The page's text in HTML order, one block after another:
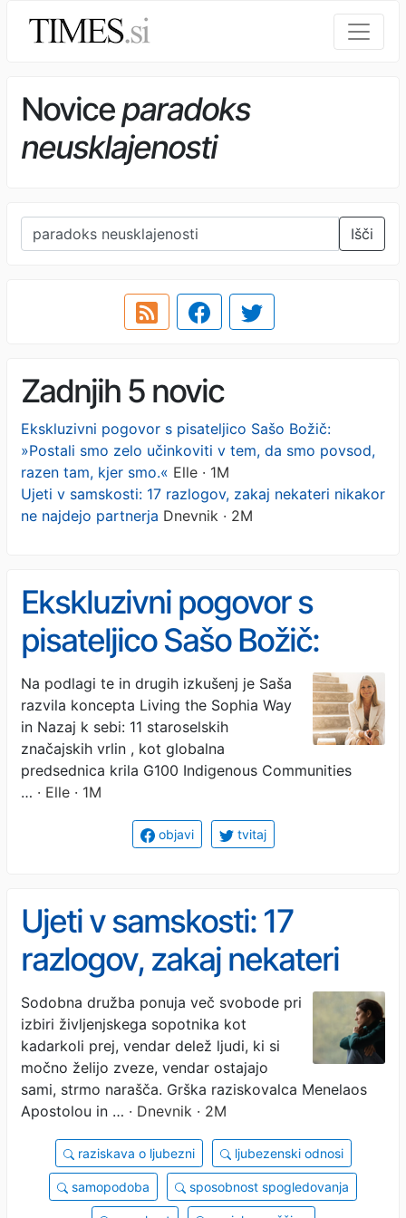
Noviceparadoks
neusklajenosti
Išči
Zadnjih 5 novic
Ekskluzivni pogovor s pisateljico Sašo Božič:
»Postali smo zelo učinkoviti v tem, da smo povsod,
razen tam, kjer smo.« Elle · 1M
Ujeti v samskosti: 17 razlogov, zakaj nekateri nikakor
ne najdejo partnerja Dnevnik · 2M
Ekskluzivni pogovor s
pisateljico Sašo Božič:
»Postali smo zelo
učinkoviti v tem, da smo
povsod, razen tam, kjer
smo.«
Na podlagi te in drugih izkušenj je Saša
razvila koncepta Living the Sophia Way
in Nazaj k sebi: 11 staroselskih
značajskih vrlin , kot globalna
predsednica krila G100 Indigenous Communities
… · Elle · 1M
objavi tvitaj
Ujeti v samskosti: 17
razlogov, zakaj nekateri
nikakor ne najdejo
partnerja
Sodobna družba ponuja več svobode pri
izbiri življenjskega sopotnika kot
kadarkoli prej, vendar delež ljudi, ki si
močno želijo zveze, vendar ostajajo
sami, strmo narašča. Grška raziskovalca Menelaos
Apostolou in … · Dnevnik · 2M
raziskava o ljubezni ljubezenski odnosi
samopodoba sposobnost spogledovanja